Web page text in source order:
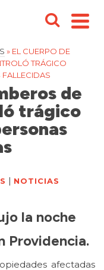
» EL CUERPO DE
TRÁGICO
de
trágico
| NOTICIAS
la noche
Providencia.
afectadas